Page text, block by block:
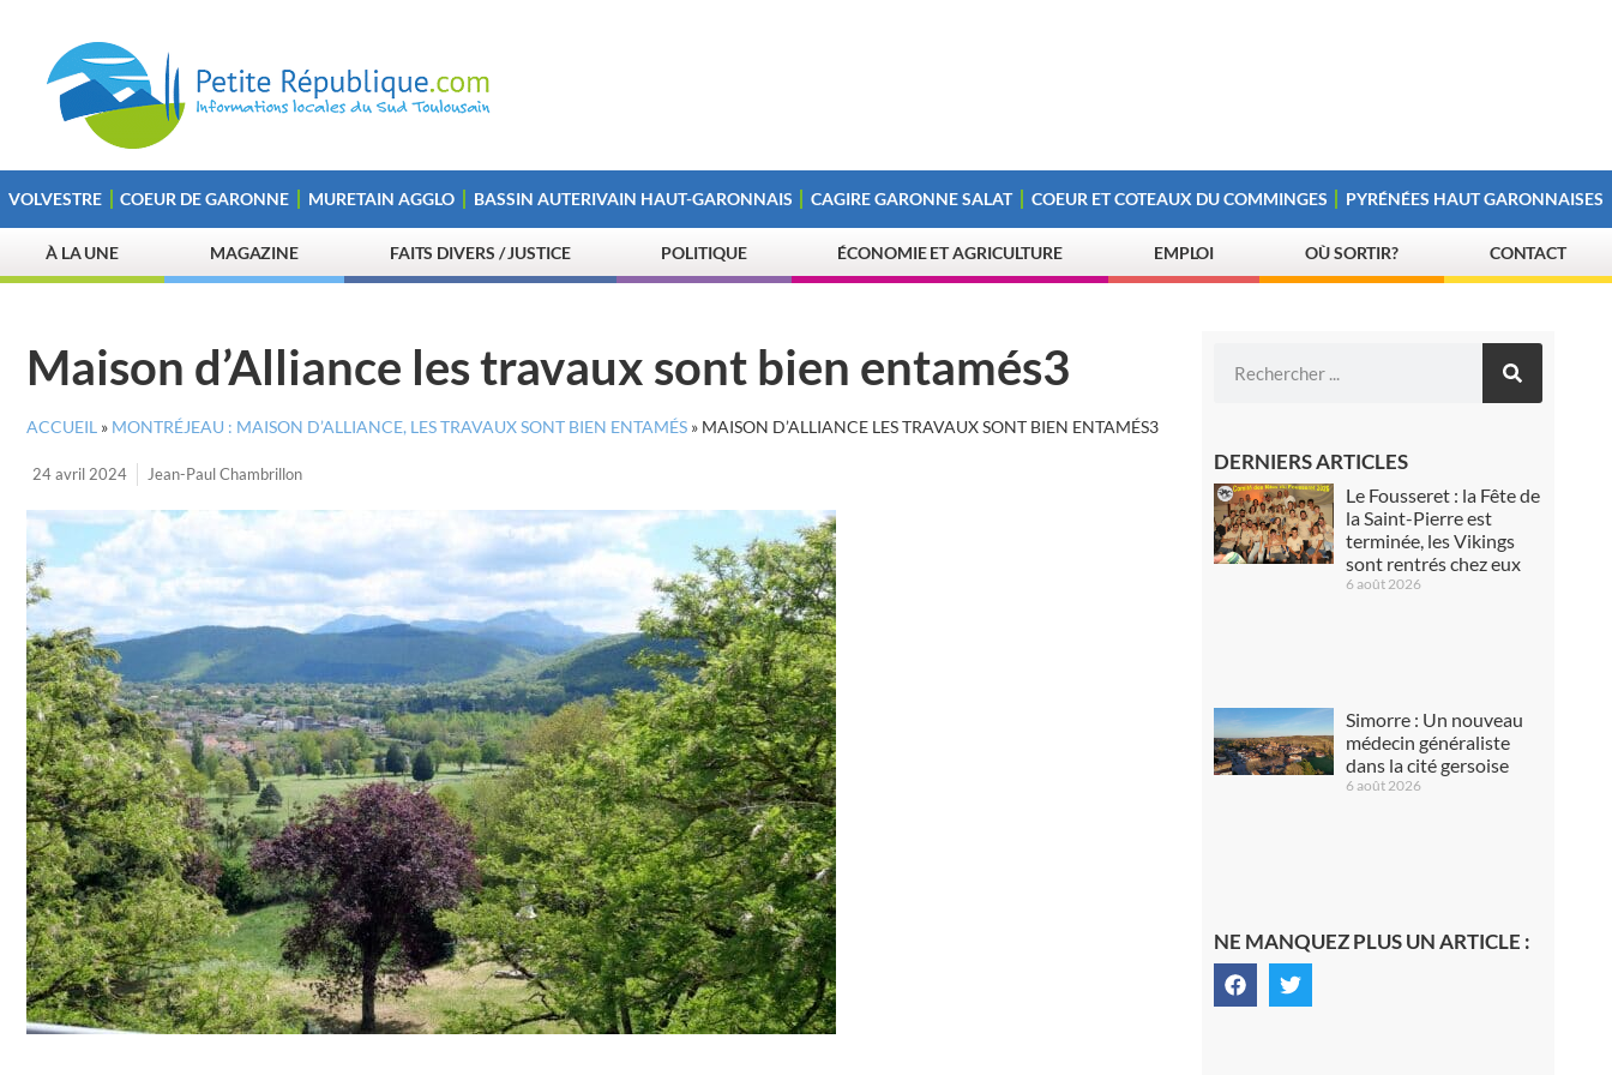
VOLVESTRE COEUR DE GARONNE MURETAIN AGGLO BASSIN AUTERIVAIN HAUT-GARONNAIS CAGIRE GARONNE SALAT COEUR ET COTEAUX DU COMMINGES PYRÉNÉES HAUT GARONNAISES
À LA UNE MAGAZINE FAITS DIVERS / JUSTICE POLITIQUE ÉCONOMIE ET AGRICULTURE EMPLOI OÙ SORTIR? CONTACT
Maison d’Alliance les travaux sont bien entamés3
ACCUEIL » MONTRÉJEAU : MAISON D’ALLIANCE, LES TRAVAUX SONT BIEN ENTAMÉS » MAISON D’ALLIANCE LES TRAVAUX SONT BIEN ENTAMÉS3
24 avril 2024 Jean-Paul Chambrillon DERNIERS ARTICLES
Le Fousseret : la Fête de
la Saint-Pierre est
terminée, les Vikings
sont rentrés chez eux
6 août 2026
Simorre : Un nouveau
médecin généraliste
dans la cité gersoise
6 août 2026
NE MANQUEZ PLUS UN ARTICLE :